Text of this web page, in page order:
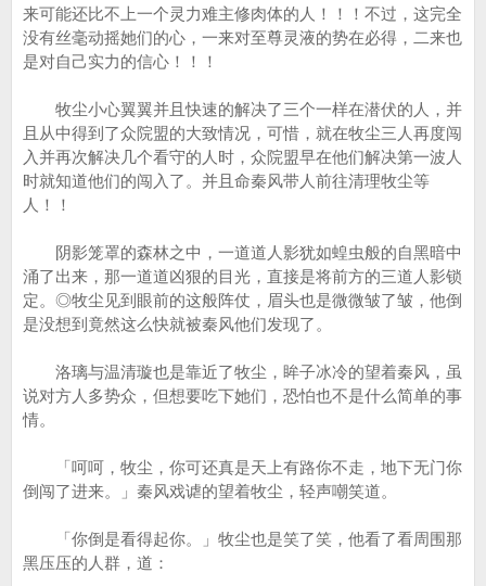
来可能还比不上一个灵力难主修肉体的人！！！不过，这完全
没有丝毫动摇她们的心，一来对至尊灵液的势在必得，二来也
是对自己实力的信心！！！
牧尘小心翼翼并且快速的解决了三个一样在潜伏的人，并
且从中得到了众院盟的大致情况，可惜，就在牧尘三人再度闯
入并再次解决几个看守的人时，众院盟早在他们解决第一波人
时就知道他们的闯入了。并且命秦风带人前往清理牧尘等
人！！
阴影笼罩的森林之中，一道道人影犹如蝗虫般的自黑暗中
涌了出来，那一道道凶狠的目光，直接是将前方的三道人影锁
定。◎牧尘见到眼前的这般阵仗，眉头也是微微皱了皱，他倒
是没想到竟然这么快就被秦风他们发现了。
洛璃与温清璇也是靠近了牧尘，眸子冰冷的望着秦风，虽
说对方人多势众，但想要吃下她们，恐怕也不是什么简单的事
情。
「呵呵，牧尘，你可还真是天上有路你不走，地下无门你
倒闯了进来。」秦风戏谑的望着牧尘，轻声嘲笑道。
「你倒是看得起你。」牧尘也是笑了笑，他看了看周围那
黑压压的人群，道：